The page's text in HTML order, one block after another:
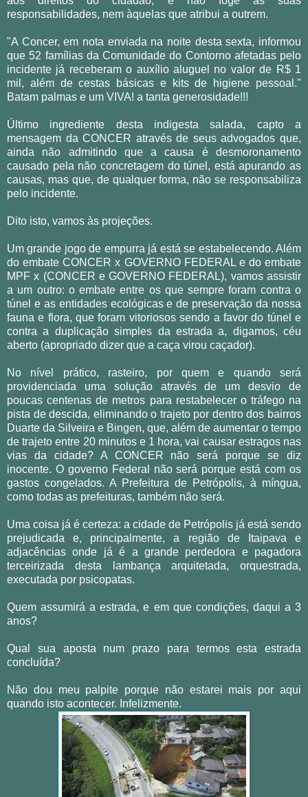
responsabilidades, nem àquelas que atribui a outrem.
"A Concer, em nota enviada na noite desta sexta, informou
que 52 famílias da Comunidade do Contorno afetadas pelo
incidente já receberam o auxílio aluguel no valor de R$ 1
mil, além de cestas básicas e kits de higiene pessoal."
Batam palmas e um VIVA! a tanta generosidade!!!
Último ingrediente desta indigesta salada, capto a
mensagem da CONCER através de seus advogados que,
ainda não admitindo que a causa é desmoronamento
causado pela não concretagem do túnel, está apurando as
causas, mas que, de qualquer forma, não se responsabiliza
pelo incidente.
Dito isto, vamos às projeções.
Um grande jogo de empurra já está se estabelecendo. Além
do embate CONCER x GOVERNO FEDERAL e do embate
MPF x (CONCER e GOVERNO FEDERAL), vamos assistir
a um outro: o embate entre os que sempre foram contra o
túnel e as entidades ecológicas e de preservação da nossa
fauna e flora, que foram vitoriosos sendo a favor do túnel e
contra a duplicação simples da estrada a, digamos, céu
aberto (apropriado dizer que a caça virou caçador).
No nível prático, rasteiro, por quem e quando será
providenciada uma solução através de um desvio de
poucas centenas de metros para restabelecer o tráfego na
pista de descida, eliminando o trajeto por dentro dos bairros
Duarte da Silveira e Bingen, que, além de aumentar o tempo
de trajeto entre 20 minutos e 1 hora, vai causar estragos nas
vias da cidade? A CONCER não será porque se diz
inocente. O governo Federal não será porque está com os
gastos congelados. A Prefeitura de Petrópolis, à míngua,
como todas as prefeituras, também não será.
Uma coisa já é certeza: a cidade de Petrópolis já está sendo
prejudicada e, principalmente, a região de Itaipava e
adjacências onde já é a grande perdedora e pagadora
terceirizada desta lambança arquitetada, orquestrada,
executada por psicopatas.
Quem assumirá a estrada, e em que condições, daqui a 3
anos?
Qual sua aposta num prazo para termos esta estrada
concluída?
Não dou meu palpite porque não estarei mais por aqui
quando isto acontecer. Infelizmente.